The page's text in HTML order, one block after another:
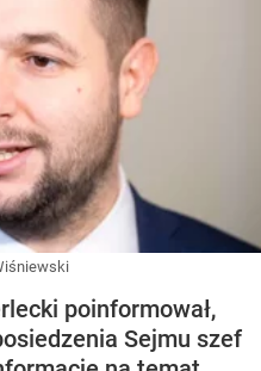
poinformował,
Sejmu szef